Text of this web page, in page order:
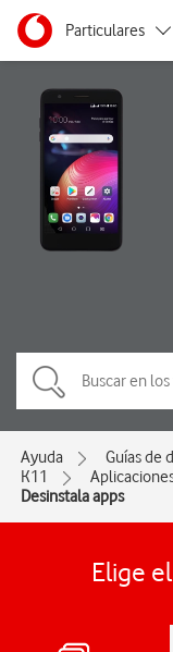
Ir a la pagina principal
Menu navegación
Particulares
Autónomos
Pymes
Grandes empresas
y AA.PP.
Ayuda Guías de
K11
Desinstala apps
Elige